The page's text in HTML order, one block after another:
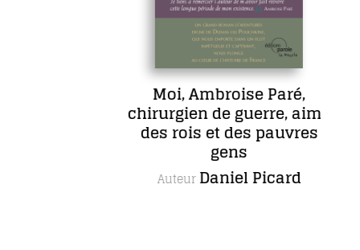
Moi, Ambroise Paré,
chirurgien de guerre, aimé
des rois et des pauvres
gens
AuteurDaniel Picard